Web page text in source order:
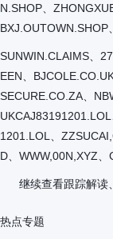
N.SHOP、
SUNWIN.CLAIMS、
EEN、
SECURE.CO.ZA、
1201.LOL、
D、WWW,00N,XYZ
继续查看跟踪解读
热点专题